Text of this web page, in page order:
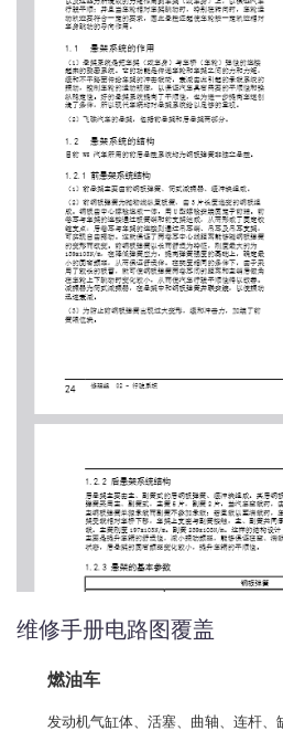
维修手册电路图覆盖
燃油车
发动机气缸体、活塞、曲轴、连杆